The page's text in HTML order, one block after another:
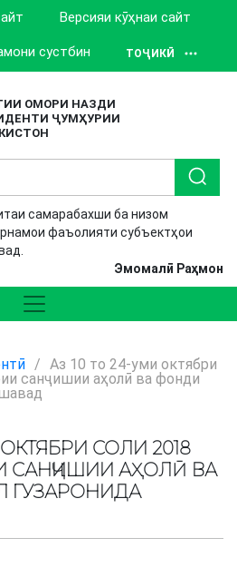
Версияи кӯҳнаи сайт
сустбин ТОҶИКӢ
ОМОРИ НАЗДИ
ҶУМҲУРИИ
самарабахши ба низом
фаъолияти субъектҳои
Эмомалӣ Раҳмон
/ Аз 10 то 24-уми октябри
санҷишии аҳолӣ ва фонди
СОЛИ 2018
САНҶИШИИ АҲОЛӢ ВА
ГУЗАРОНИДА